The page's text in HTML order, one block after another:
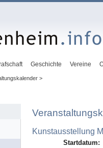
Geschichte Vereine
>
Kunstausstellung
Startdatum: